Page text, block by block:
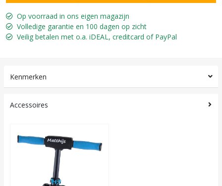
Op voorraad in ons eigen magazijn
Volledige garantie en 100 dagen op zicht
Veilig betalen met o.a. iDEAL, creditcard of PayPal
Kenmerken
Accessoires